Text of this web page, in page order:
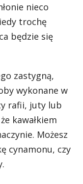
nieco
trochę
będzie się
zastygną,
wykonane w
rafii, juty lub
kawałkiem
Możesz
cynamonu, czy